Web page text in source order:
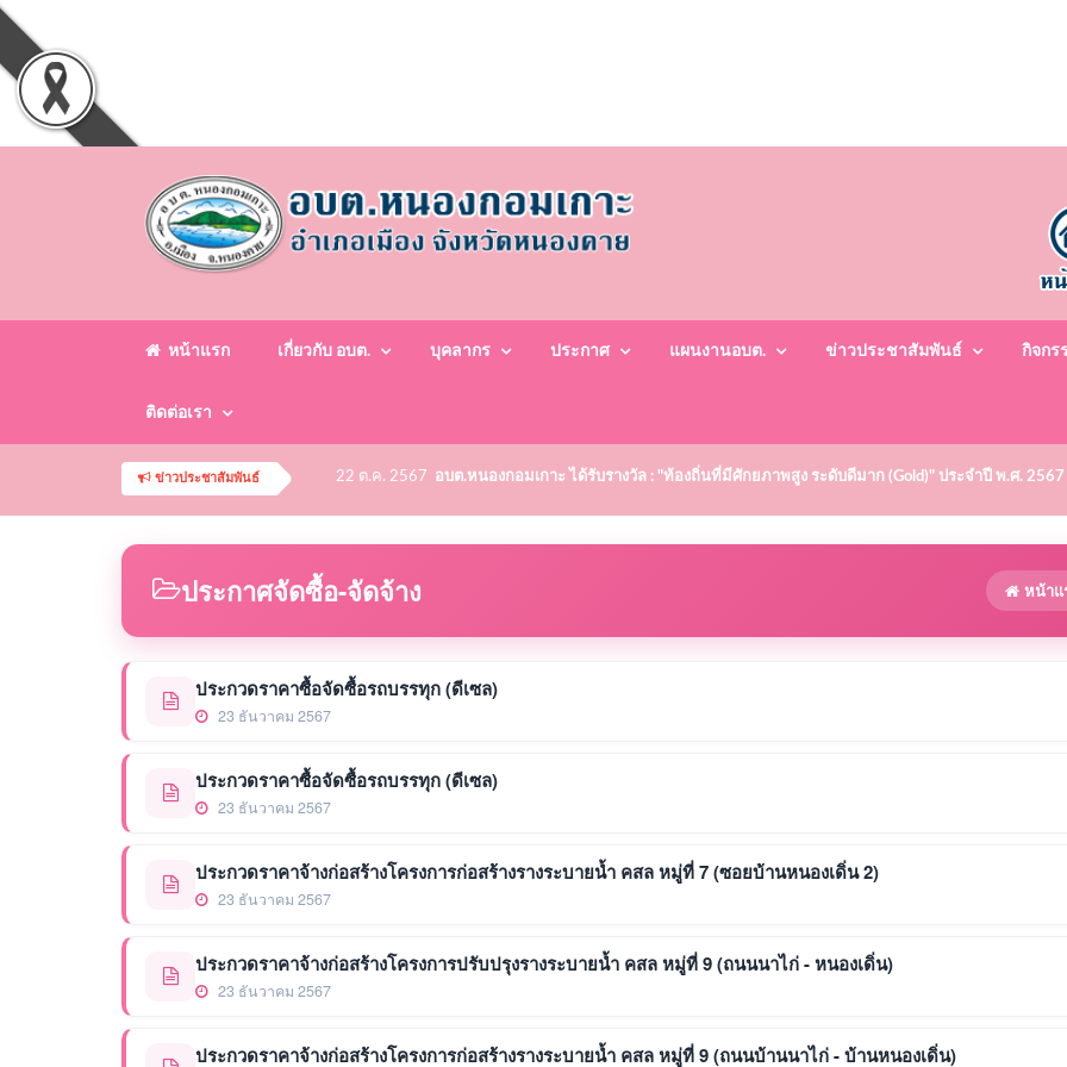
หน้าแรก เกี่ยวกับ อบต. บุคลากร ประกาศ แผนงานอบต. ข่าวประชาสัมพันธ์ กิจกร
ติดต่อเรา
ข่าวประชาสัมพันธ์ 22 ต.ค. 2567 อบต.หนองกอมเกาะ ได้รับรางวัล : "ท้องถิ่นที่มีศักยภาพสูง ระดับดีมาก (Gold)" ประจำปี พ.ศ.
ประกาศจัดซื้อ-จัดจ้าง หน้าแ
ประกวดราคาซื้อจัดซื้อรถบรรทุก (ดีเซล)
23 ธันวาคม 2567
ประกวดราคาซื้อจัดซื้อรถบรรทุก (ดีเซล)
23 ธันวาคม 2567
ประกวดราคาจ้างก่อสร้างโครงการก่อสร้างรางระบายน้ำ คสล หมู่ที่ 7 (ซอยบ้านหนองเดิ่น 2)
23 ธันวาคม 2567
ประกวดราคาจ้างก่อสร้างโครงการปรับปรุงรางระบายน้ำ คสล หมู่ที่ 9 (ถนนนาไก่ - หนองเดิ่น)
23 ธันวาคม 2567
ประกวดราคาจ้างก่อสร้างโครงการก่อสร้างรางระบายน้ำ คสล หมู่ที่ 9 (ถนนบ้านนาไก่ - บ้านหนองเดิ่น)